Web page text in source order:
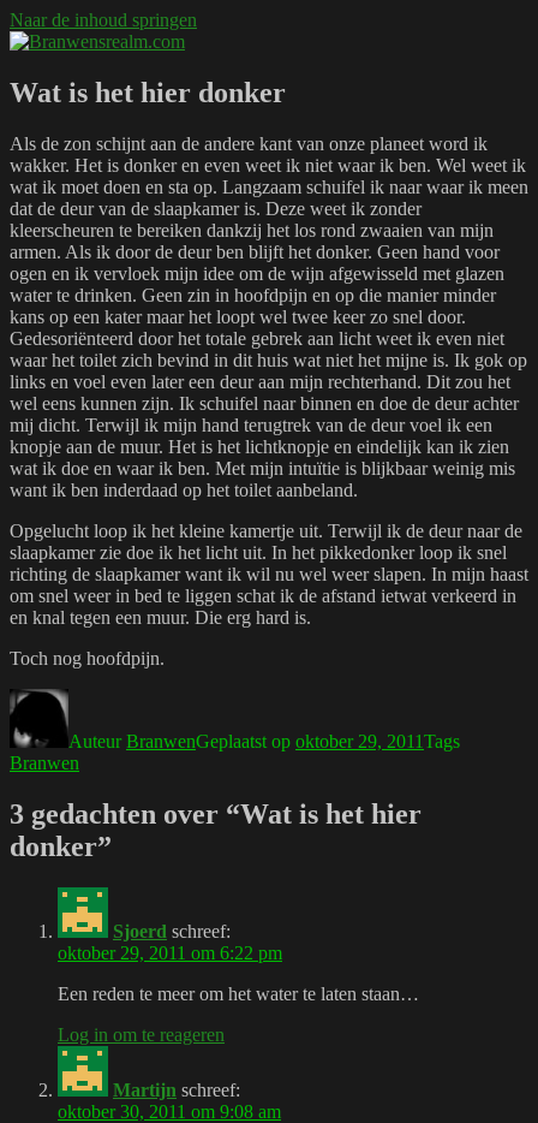
Naar de inhoud springen
Wat is het hier donker
Als de zon schijnt aan de andere kant van onze planeet word ik
wakker. Het is donker en even weet ik niet waar ik ben. Wel weet ik
wat ik moet doen en sta op. Langzaam schuifel ik naar waar ik meen
dat de deur van de slaapkamer is. Deze weet ik zonder
kleerscheuren te bereiken dankzij het los rond zwaaien van mijn
armen. Als ik door de deur ben blijft het donker. Geen hand voor
ogen en ik vervloek mijn idee om de wijn afgewisseld met glazen
water te drinken. Geen zin in hoofdpijn en op die manier minder
kans op een kater maar het loopt wel twee keer zo snel door.
Gedesoriënteerd door het totale gebrek aan licht weet ik even niet
waar het toilet zich bevind in dit huis wat niet het mijne is. Ik gok op
links en voel even later een deur aan mijn rechterhand. Dit zou het
wel eens kunnen zijn. Ik schuifel naar binnen en doe de deur achter
mij dicht. Terwijl ik mijn hand terugtrek van de deur voel ik een
knopje aan de muur. Het is het lichtknopje en eindelijk kan ik zien
wat ik doe en waar ik ben. Met mijn intuïtie is blijkbaar weinig mis
want ik ben inderdaad op het toilet aanbeland.
Opgelucht loop ik het kleine kamertje uit. Terwijl ik de deur naar de
slaapkamer zie doe ik het licht uit. In het pikkedonker loop ik snel
richting de slaapkamer want ik wil nu wel weer slapen. In mijn haast
om snel weer in bed te liggen schat ik de afstand ietwat verkeerd in
en knal tegen een muur. Die erg hard is.
Toch nog hoofdpijn.
AuteurBranwenGeplaatst op oktober 29, 2011Tags
Branwen
3 gedachten over “Wat is het hier
donker”
Sjoerd schreef:
oktober 29, 2011 om 6:22 pm
Een reden te meer om het water te laten staan…
Log in om te reageren
Martijn schreef:
oktober 30, 2011 om 9:08 am